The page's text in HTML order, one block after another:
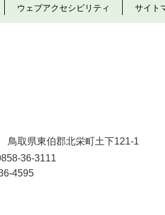
ウェブアクセシビリティ サイト
鳥取県東伯郡北栄町土下121-1
36-3111
4595